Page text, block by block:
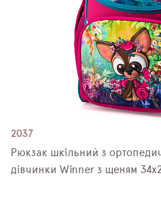
2037
Рюкзак шкільний з
дівчинки Winner з щеням